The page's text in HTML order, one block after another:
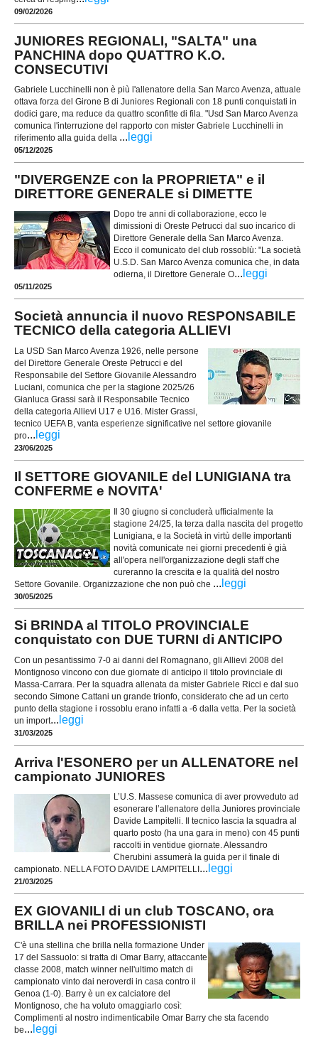
09/02/2026
JUNIORES REGIONALI, "SALTA" una
PANCHINA dopo QUATTRO K.O.
CONSECUTIVI
Gabriele Lucchinelli non è più l'allenatore della San Marco Avenza, attuale
ottava forza del Girone B di Juniores Regionali con 18 punti conquistati in
dodici gare, ma reduce da quattro sconfitte di fila. "Usd San Marco Avenza
comunica l'interruzione del rapporto con mister Gabriele Lucchinelli in
riferimento alla guida della ... leggi
05/12/2025
"DIVERGENZE con la PROPRIETA" e il
DIRETTORE GENERALE si DIMETTE
Dopo tre anni di collaborazione, ecco le
dimissioni di Oreste Petrucci dal suo incarico di
Direttore Generale della San Marco Avenza.
Ecco il comunicato del club rossoblù: "La società
U.S.D. San Marco Avenza comunica che, in data
odierna, il Direttore Generale O... leggi
05/11/2025
Società annuncia il nuovo RESPONSABILE
TECNICO della categoria ALLIEVI
La USD San Marco Avenza 1926, nelle persone
del Direttore Generale Oreste Petrucci e del
Responsabile del Settore Giovanile Alessandro
Luciani, comunica che per la stagione 2025/26
Gianluca Grassi sarà il Responsabile Tecnico
della categoria Allievi U17 e U16. Mister Grassi,
tecnico UEFA B, vanta esperienze significative nel settore giovanile
pro... leggi
23/06/2025
Il SETTORE GIOVANILE del LUNIGIANA tra
CONFERME e NOVITA'
Il 30 giugno si concluderà ufficialmente la
stagione 24/25, la terza dalla nascita del progetto
Lunigiana, e la Società in virtù delle importanti
novità comunicate nei giorni precedenti è già
all'opera nell'organizzazione degli staff che
cureranno la crescita e la qualità del nostro
Settore Govanile. Organizzazione che non può che ... leggi
30/05/2025
Si BRINDA al TITOLO PROVINCIALE
conquistato con DUE TURNI di ANTICIPO
Con un pesantissimo 7-0 ai danni del Romagnano, gli Allievi 2008 del
Montignoso vincono con due giornate di anticipo il titolo provinciale di
Massa-Carrara. Per la squadra allenata da mister Gabriele Ricci e dal suo
secondo Simone Cattani un grande trionfo, considerato che ad un certo
punto della stagione i rossoblu erano infatti a -6 dalla vetta. Per la società
un import... leggi
31/03/2025
Arriva l'ESONERO per un ALLENATORE nel
campionato JUNIORES
L’U.S. Massese comunica di aver provveduto ad
esonerare l’allenatore della Juniores provinciale
Davide Lampitelli. Il tecnico lascia la squadra al
quarto posto (ha una gara in meno) con 45 punti
raccolti in ventidue giornate. Alessandro
Cherubini assumerà la guida per il finale di
campionato. NELLA FOTO DAVIDE LAMPITELLI ... leggi
21/03/2025
EX GIOVANILI di un club TOSCANO, ora
BRILLA nei PROFESSIONISTI
C'è una stellina che brilla nella formazione Under
17 del Sassuolo: si tratta di Omar Barry, attaccante
classe 2008, match winner nell'ultimo match di
campionato vinto dai neroverdi in casa contro il
Genoa (1-0). Barry è un ex calciatore del
Montignoso, che ha voluto omaggiarlo così:
Complimenti al nostro indimenticabile Omar Barry che sta facendo
be... leggi